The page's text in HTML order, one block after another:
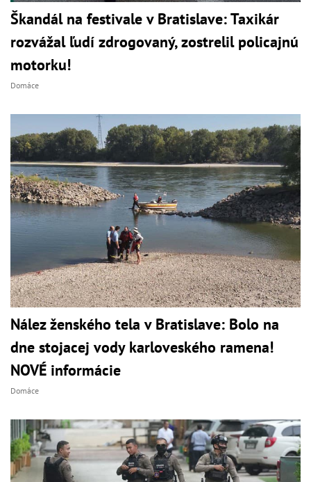
Škandál na festivale v Bratislave: Taxikár
rozvážal ľudí zdrogovaný, zostrelil policajnú
motorku!
Domáce
Nález ženského tela v Bratislave: Bolo na
dne stojacej vody karloveského ramena!
NOVÉ informácie
Domáce